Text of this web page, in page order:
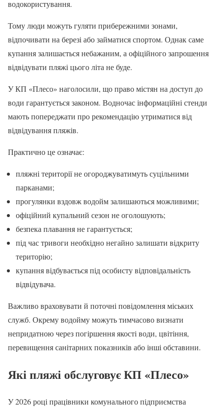
водокористування.
Тому люди можуть гуляти прибережними зонами,
відпочивати на березі або займатися спортом. Однак саме
купання залишається небажаним, а офіційного запрошення
відвідувати пляжі цього літа не буде.
У КП «Плесо» наголосили, що право містян на доступ до
води гарантується законом. Водночас інформаційні стенди
мають попереджати про рекомендацію утриматися від
відвідування пляжів.
Практично це означає:
пляжні території не огороджуватимуть суцільними
парканами;
прогулянки вздовж водойм залишаються можливими;
офіційний купальний сезон не оголошують;
безпека плавання не гарантується;
під час тривоги необхідно негайно залишати відкриту
територію;
купання відбувається під особисту відповідальність
відвідувача.
Важливо враховувати й поточні повідомлення міських
служб. Окрему водойму можуть тимчасово визнати
непридатною через погіршення якості води, цвітіння,
перевищення санітарних показників або інші обставини.
Які пляжі обслуговує КП «Плесо»
У 2026 році працівники комунального підприємства